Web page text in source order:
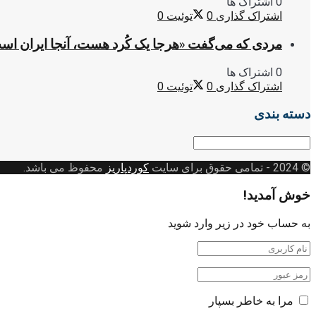
اشتراک گذاری 0 توئیت 0
مردی که می‌گفت «هرجا یک کُرد هست، آنجا ایران
0 اشتراک ها
اشتراک گذاری 0 توئیت 0
دسته بندی
دسته
© 2024
- تمامی حقوق برای سایت کوردپاریز محفوظ می باشد.
خوش آمدید!
به حساب خود در زیر وارد شوید
مرا به خاطر بسپار